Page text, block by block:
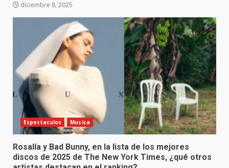
diciembre 8, 2025
Espectaculos Musica
Rosalía y Bad Bunny, en la lista de los mejores
discos de 2025 de The New York Times, ¿qué otros